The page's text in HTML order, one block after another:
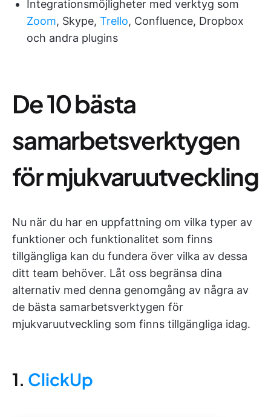
Integrationsmöjligheter med verktyg som
Zoom, Skype, Trello, Confluence, Dropbox
och andra plugins
De 10 bästa
samarbetsverktygen
för mjukvaruutveckling
Nu när du har en uppfattning om vilka typer av
funktioner och funktionalitet som finns
tillgängliga kan du fundera över vilka av dessa
ditt team behöver. Låt oss begränsa dina
alternativ med denna genomgång av några av
de bästa samarbetsverktygen för
mjukvaruutveckling som finns tillgängliga idag.
1. ClickUp